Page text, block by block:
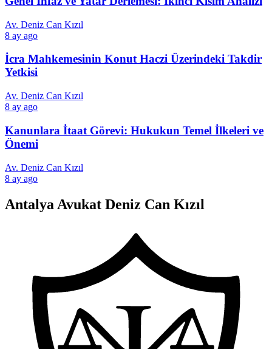
Av. Deniz Can Kızıl
8 ay ago
İcra Mahkemesinin Konut Haczi Üzerindeki Takdir
Yetkisi
Av. Deniz Can Kızıl
8 ay ago
Kanunlara İtaat Görevi: Hukukun Temel İlkeleri ve
Önemi
Av. Deniz Can Kızıl
8 ay ago
Antalya Avukat Deniz Can Kızıl